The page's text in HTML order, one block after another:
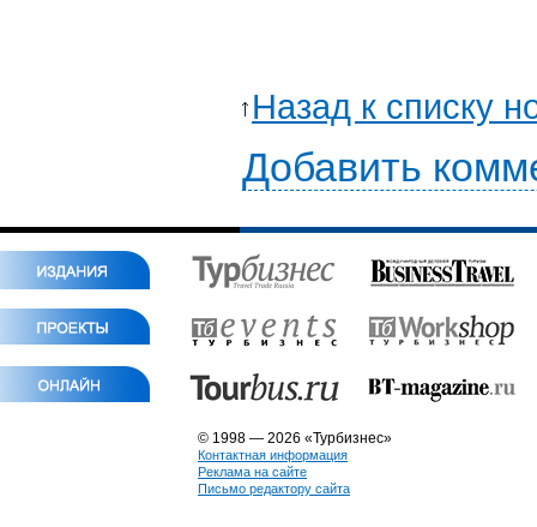
Назад к списку
Добавить
© 1998 — 2026 «Турбизнес»
Контактная информация
Реклама на сайте
Письмо редактору сайта